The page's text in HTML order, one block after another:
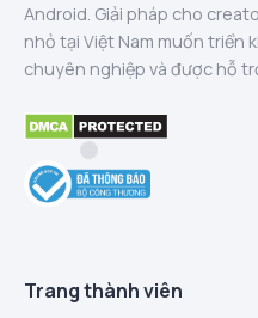
Android. Giải pháp cho
nhỏ tại Việt Nam muốn triển
chuyên nghiệp và được hỗ
Trang thành viên